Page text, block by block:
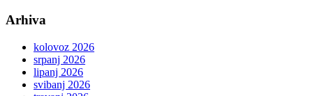
Arhiva
kolovoz 2026
srpanj 2026
lipanj 2026
svibanj 2026